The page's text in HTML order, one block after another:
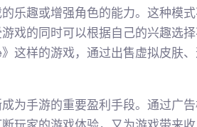
乐趣或增强角色的能力。这种模
戏的同时可以根据自己的兴趣选
这样的游戏，通过出售虚拟皮肤
为手游的重要盈利手段。通过广